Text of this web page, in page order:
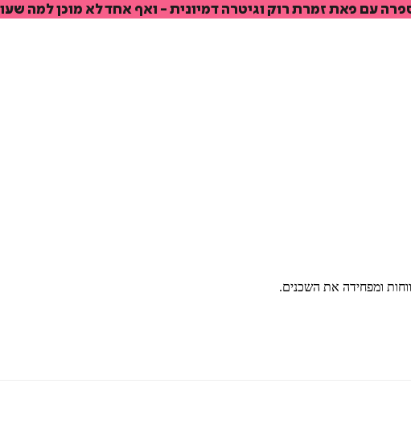
עם פאת זמרת רוק וגיטרה דמיונית - ואף אחד לא מוכן למה
ומפחידה את השכנים.